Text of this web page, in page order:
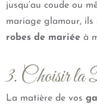
jusqu’au coude ou
mariage glamour, ils
robes de mariée à
3. Choisir
La matière de vos